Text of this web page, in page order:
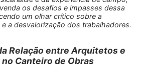
os desafios e impasses dessa
um olhar crítico sobre a
e a desvalorização dos trabalhadores.
Relação entre Arquitetos e
Canteiro de Obras